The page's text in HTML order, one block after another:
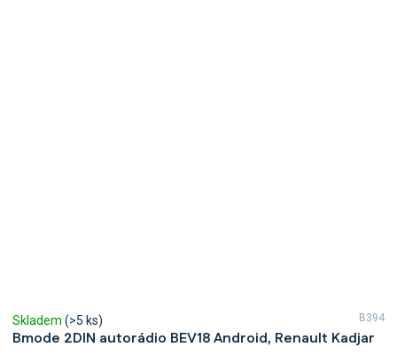
Bmode 2DIN autorádio BEV18 Android, Renault Kadjar
Skladem (>5 ks) B394